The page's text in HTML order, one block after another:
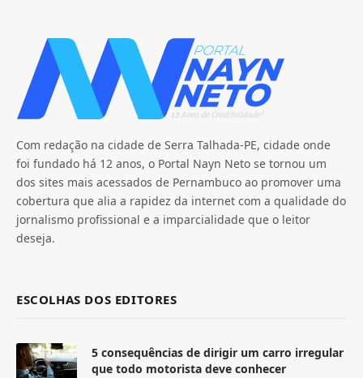
Com redação na cidade de Serra Talhada-PE, cidade onde
foi fundado há 12 anos, o Portal Nayn Neto se tornou um
dos sites mais acessados de Pernambuco ao promover uma
cobertura que alia a rapidez da internet com a qualidade do
jornalismo profissional e a imparcialidade que o leitor
deseja.
ESCOLHAS DOS EDITORES
5 consequências de dirigir um carro irregular
que todo motorista deve conhecer